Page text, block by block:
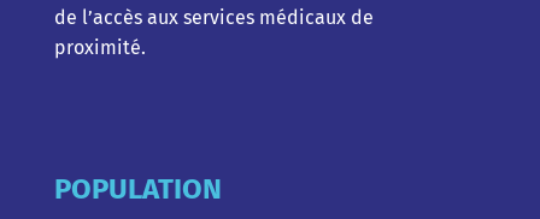
de l’accès aux services médicaux de
proximité.
POPULATION